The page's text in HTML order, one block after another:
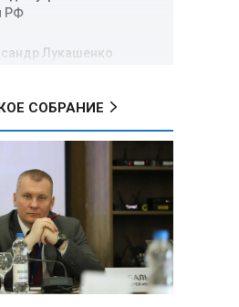
РФ
Лукашенко
области при
ВСУ пострадали
человека
Лукашенко о
«Если это
СОБРАНИЕ